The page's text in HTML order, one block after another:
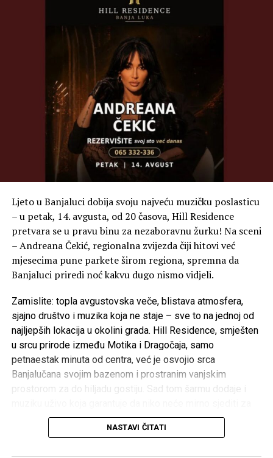
Ljeto u Banjaluci dobija svoju najveću muzičku poslasticu
– u petak, 14. avgusta, od 20 časova, Hill Residence
pretvara se u pravu binu za nezaboravnu žurku! Na sceni
– Andreana Čekić, regionalna zvijezda čiji hitovi već
mjesecima pune parkete širom regiona, spremna da
Banjaluci priredi noć kakvu dugo nismo vidjeli.
Zamislite: topla avgustovska veče, blistava atmosfera,
sjajno društvo i muzika koja ne staje – sve to na jednoj od
najljepših lokacija u okolini grada. Hill Residence, smješten
u srcu prirode između Motika i Dragočaja, samo
petnaestak minuta od centra, već je osvojio srca
Banjalučana svojim bazenom i prostranim vanjskim
prostorom za do hiljadu gostiju. Sad tom šarmu dodaje i
Ovo je veče kada se spajaju luksuz, opuštenost i prava
NASTAVI ČITATI